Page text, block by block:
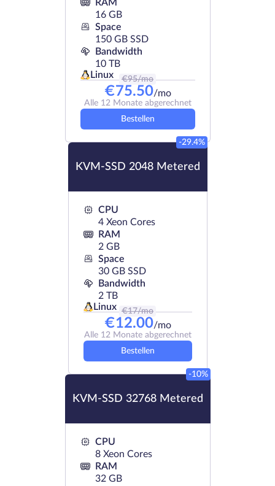
RAM
16 GB
Space
150 GB SSD
Bandwidth
10 TB
Linux
€95/mo
€75.50/mo
Alle 12 Monate abgerechnet
Bestellen
KVM-SSD 2048 Metered
-29.4%
CPU
4 Xeon Cores
RAM
2 GB
Space
30 GB SSD
Bandwidth
2 TB
Linux
€17/mo
€12.00/mo
Alle 12 Monate abgerechnet
Bestellen
KVM-SSD 32768 Metered
-10%
CPU
8 Xeon Cores
RAM
32 GB